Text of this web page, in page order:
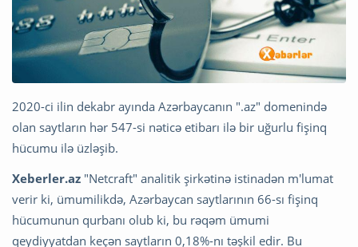
2020-ci ilin dekabr ayında Azərbaycanın ".az" domenində
olan saytların hər 547-si nəticə etibarı ilə bir uğurlu fişinq
hücumu ilə üzləşib.
Xeberler.az "Netcraft" analitik şirkətinə istinadən m'lumat
verir ki, ümumilikdə, Azərbaycan saytlarının 66-sı fişinq
hücumunun qurbanı olub ki, bu rəqəm ümumi
qeydiyyatdan keçən saytların 0,18%-nı təşkil edir. Bu